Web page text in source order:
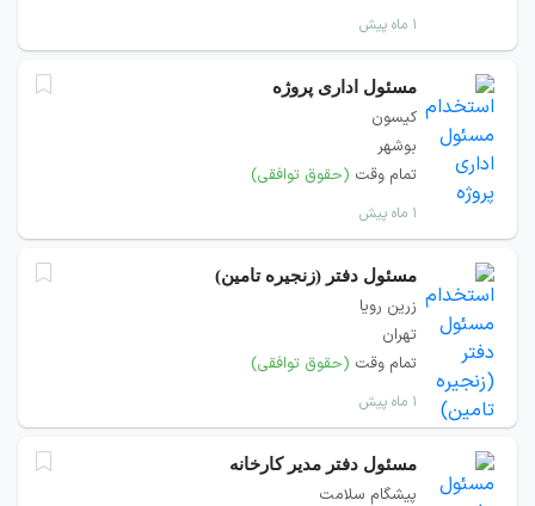
۱ ماه پیش
مسئول اداری پروژه
کیسون
بوشهر
تمام وقت (حقوق توافقی)
۱ ماه پیش
مسئول دفتر (زنجیره تامین)
زرین رویا
تهران
تمام وقت (حقوق توافقی)
۱ ماه پیش
مسئول دفتر مدیر کارخانه
پیشگام سلامت